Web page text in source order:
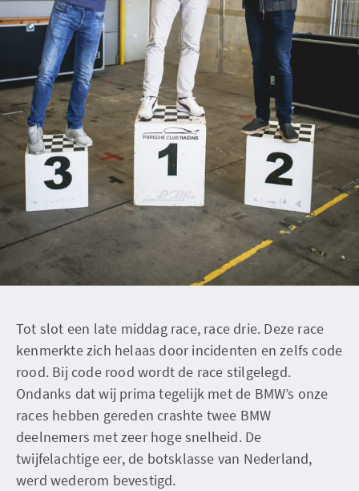
Tot slot een late middag race, race drie. Deze race
kenmerkte zich helaas door incidenten en zelfs code
rood. Bij code rood wordt de race stilgelegd.
Ondanks dat wij prima tegelijk met de BMW’s onze
races hebben gereden crashte twee BMW
deelnemers met zeer hoge snelheid. De
twijfelachtige eer, de botsklasse van Nederland,
werd wederom bevestigd.